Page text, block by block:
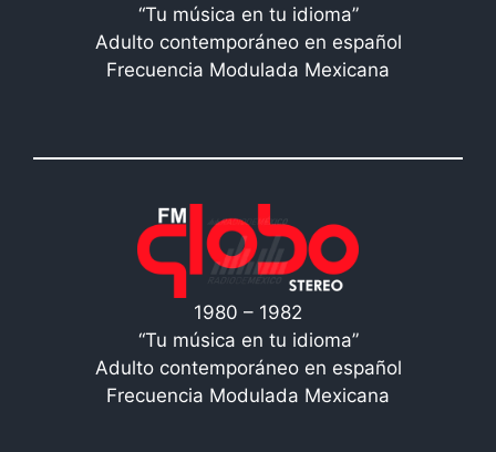
“Tu música en tu idioma”
Adulto contemporáneo en español
Frecuencia Modulada Mexicana
1980 – 1982
“Tu música en tu idioma”
Adulto contemporáneo en español
Frecuencia Modulada Mexicana